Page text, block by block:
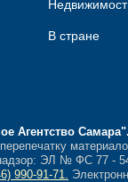
В стране
Агентство Самара".
ЭЛ № ФС 77 -
990-91-71.